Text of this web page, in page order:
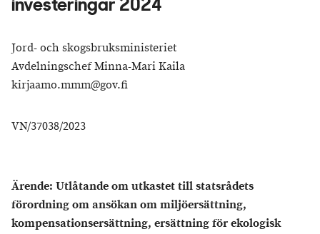
investeringar 2024
Jord- och skogsbruksministeriet
Avdelningschef Minna-Mari Kaila
kirjaamo.mmm@gov.fi
VN/37038/2023
Ärende: Utlåtande om utkastet till statsrådets
förordning om ansökan om miljöersättning,
kompensationsersättning, ersättning för ekologisk